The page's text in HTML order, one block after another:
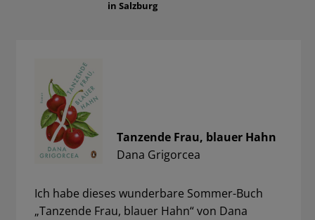
in Salzburg
Tanzende Frau, blauer Hahn
Dana Grigorcea
Ich habe dieses wunderbare Sommer-Buch
„Tanzende Frau, blauer Hahn“ von Dana